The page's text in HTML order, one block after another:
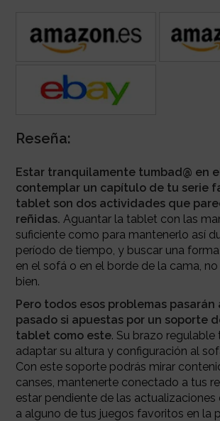
Reseña:
Estar tranquilamente tumbad@ en
contemplar un capítulo de tu serie
tablet son dos actividades que
reñidas. Aguantar la tablet con las
suficiente como para mantenerlo así
período de tiempo, y buscar una
en el sofá o en el borde de la cama,
bien.
Pero todos esos problemas
pasado si apuestas por un soporte
tablet como este. Su brazo regulable
adaptar su altura y configuración al
Con este soporte podrás mirar
canses, mantenerte conectado a tus
estar pendiente de las actualizaciones
a alguno de tus juegos favoritos en la